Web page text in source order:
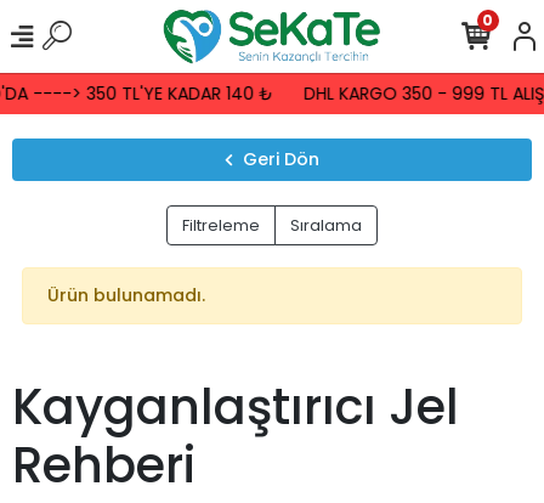
----> 350 TL'YE KADAR 140 ₺ DHL KARGO 350 - 999 TL
0
Geri Dön
Filtreleme Sıralama
Ürün bulunamadı.
Kayganlaştırıcı Jel
Rehberi